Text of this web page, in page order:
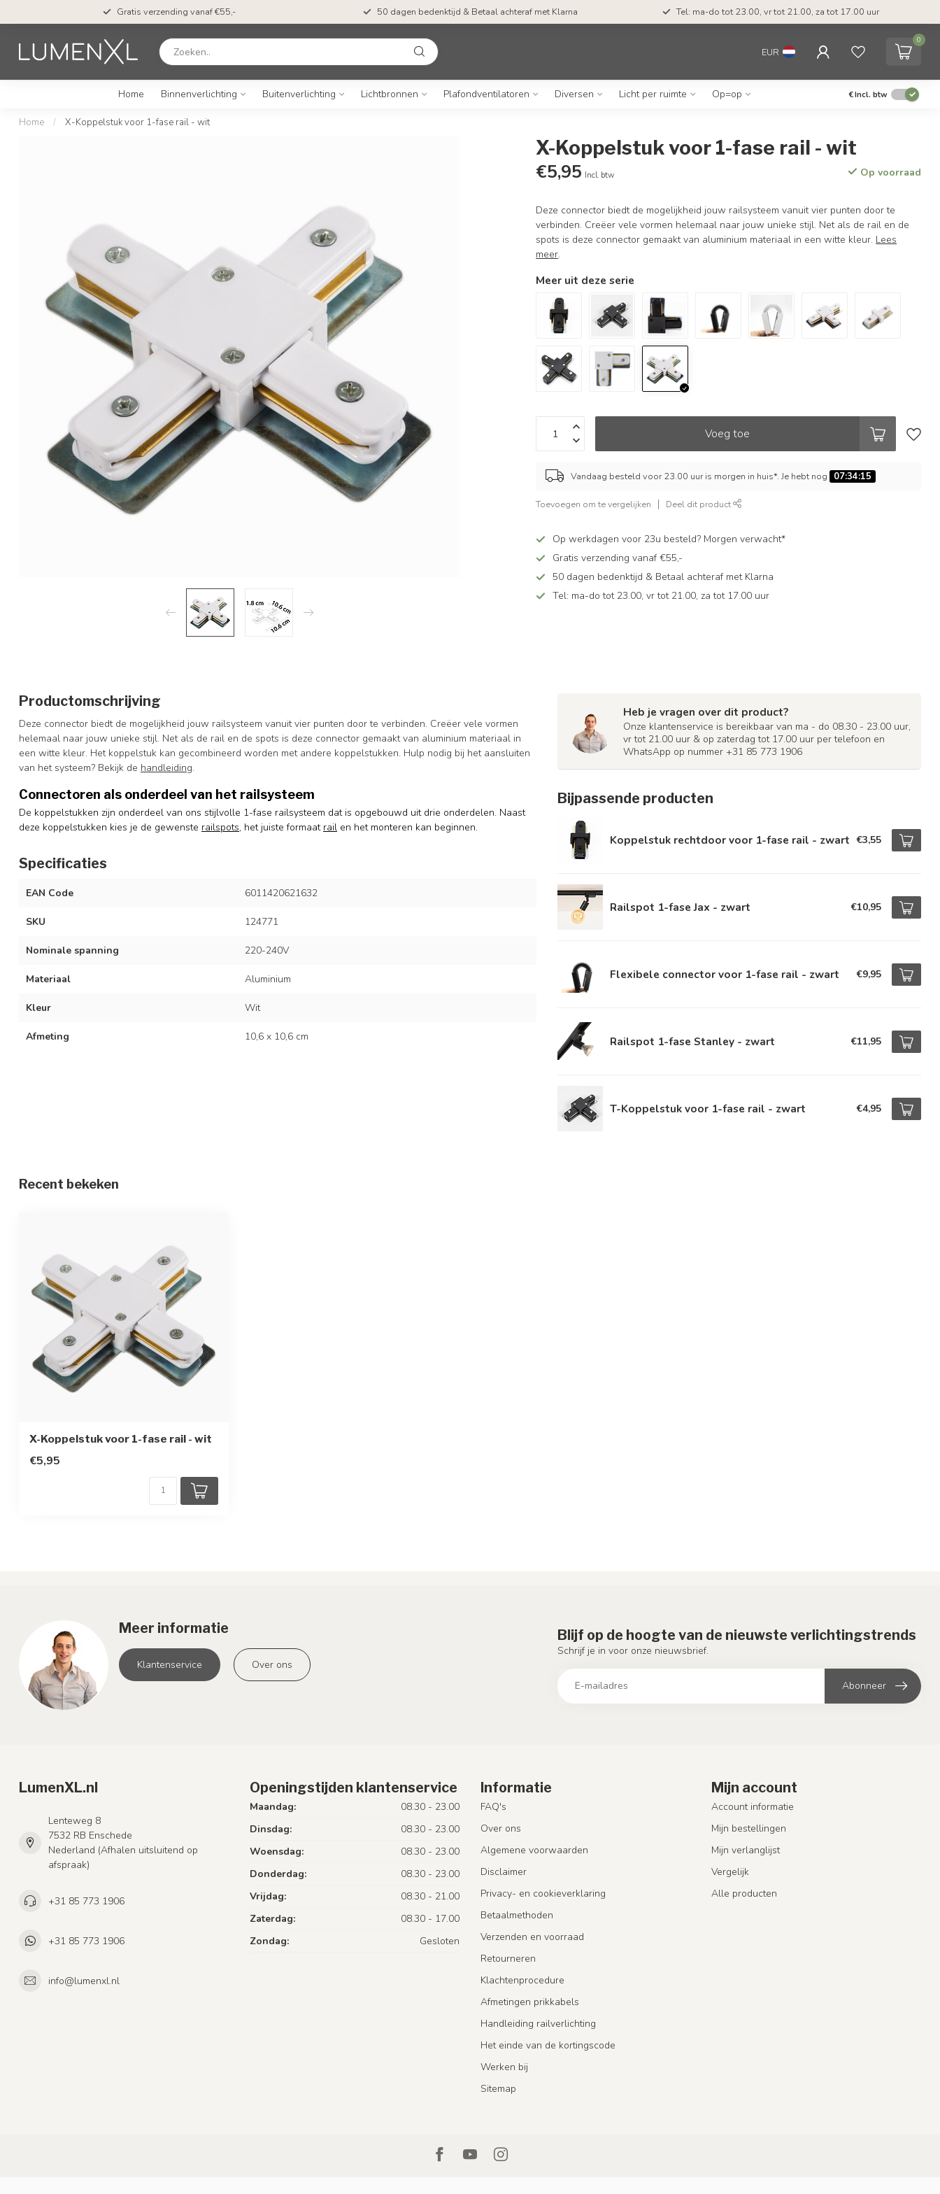
Gratis verzending vanaf €55,- 50 dagen bedenktijd & Betaal achteraf met Klarna Tel: ma-do tot 23.00, vr tot 21.00, za tot 17.00 uur
EUR
0
Home Binnenverlichting Buitenverlichting Lichtbronnen Plafondventilatoren Diversen Licht per ruimte Op=op €Incl. btw
Home / X-Koppelstuk voor 1-fase rail - wit
X-Koppelstuk voor 1-fase rail - wit
€5,95 Incl. btw Op voorraad
Deze connector biedt de mogelijkheid jouw railsysteem vanuit vier punten door te
verbinden. Creëer vele vormen helemaal naar jouw unieke stijl. Net als de rail en de
spots is deze connector gemaakt van aluminium materiaal in een witte kleur. Lees
meer.
Meer uit deze serie
Voeg toe
Vandaag besteld voor 23.00 uur is morgen in huis*. Je hebt nog 07:34:14
Toevoegen om te vergelijken Deel dit product
Op werkdagen voor 23u besteld? Morgen verwacht*
Gratis verzending vanaf €55,-
50 dagen bedenktijd & Betaal achteraf met Klarna
Tel: ma-do tot 23.00, vr tot 21.00, za tot 17.00 uur
Productomschrijving
Deze connector biedt de mogelijkheid jouw railsysteem vanuit vier punten door te verbinden. Creëer vele vormen
helemaal naar jouw unieke stijl. Net als de rail en de spots is deze connector gemaakt van aluminium materiaal in
een witte kleur. Het koppelstuk kan gecombineerd worden met andere koppelstukken. Hulp nodig bij het aansluiten
van het systeem? Bekijk de handleiding.
Connectoren als onderdeel van het railsysteem
De koppelstukken zijn onderdeel van ons stijlvolle 1-fase railsysteem dat is opgebouwd uit drie onderdelen. Naast
deze koppelstukken kies je de gewenste railspots, het juiste formaat rail en het monteren kan beginnen.
Specificaties
EAN Code 6011420621632
SKU 124771
Nominale spanning 220-240V
Materiaal Aluminium
Kleur Wit
Afmeting 10,6 x 10,6 cm
Heb je vragen over dit product?
Onze klantenservice is bereikbaar van ma - do 08.30 - 23.00 uur,
vr tot 21.00 uur & op zaterdag tot 17.00 uur per telefoon en
WhatsApp op nummer +31 85 773 1906
Bijpassende producten
Koppelstuk rechtdoor voor 1-fase rail - zwart €3,55
Railspot 1-fase Jax - zwart €10,95
Flexibele connector voor 1-fase rail - zwart €9,95
Railspot 1-fase Stanley - zwart €11,95
T-Koppelstuk voor 1-fase rail - zwart €4,95
Recent bekeken
X-Koppelstuk voor 1-fase rail - wit
€5,95
Meer informatie
Klantenservice Over ons
Blijf op de hoogte van de nieuwste verlichtingstrends
Schrijf je in voor onze nieuwsbrief.
Abonneer
LumenXL.nl
Lenteweg 8
7532 RB Enschede
Nederland (Afhalen uitsluitend op
afspraak)
+31 85 773 1906
+31 85 773 1906
info@lumenxl.nl
Openingstijden klantenservice
Maandag:
08.30 - 23.00
Dinsdag:
08.30 - 23.00
Woensdag:
08.30 - 23.00
Donderdag:
08.30 - 23.00
Vrijdag:
08.30 - 21.00
Zaterdag:
08.30 - 17.00
Zondag:
Gesloten
Informatie
FAQ's
Over ons
Algemene voorwaarden
Disclaimer
Privacy- en cookieverklaring
Betaalmethoden
Verzenden en voorraad
Retourneren
Klachtenprocedure
Afmetingen prikkabels
Handleiding railverlichting
Het einde van de kortingscode
Werken bij
Sitemap
Mijn account
Account informatie
Mijn bestellingen
Mijn verlanglijst
Vergelijk
Alle producten